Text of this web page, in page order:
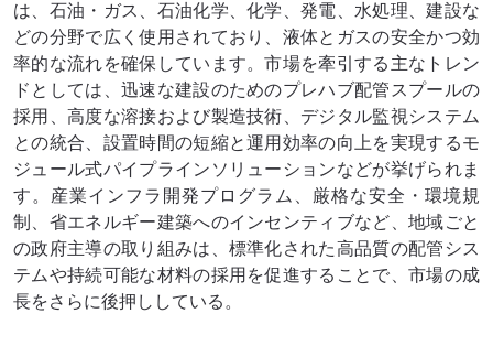
は、石油・ガス、石油化学、化学、発電、水処理、建設な
どの分野で広く使用されており、液体とガスの安全かつ効
率的な流れを確保しています。市場を牽引する主なトレン
ドとしては、迅速な建設のためのプレハブ配管スプールの
採用、高度な溶接および製造技術、デジタル監視システム
との統合、設置時間の短縮と運用効率の向上を実現するモ
ジュール式パイプラインソリューションなどが挙げられま
す。産業インフラ開発プログラム、厳格な安全・環境規
制、省エネルギー建築へのインセンティブなど、地域ごと
の政府主導の取り組みは、標準化された高品質の配管シス
テムや持続可能な材料の採用を促進することで、市場の成
長をさらに後押ししている。